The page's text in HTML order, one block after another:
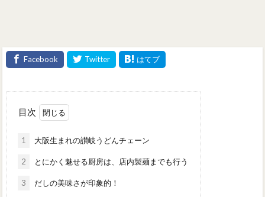
目次
1 大阪生まれの讃岐うどんチェーン
2 とにかく魅せる厨房は、店内製麺までも行う
3 だしの美味さが印象的！